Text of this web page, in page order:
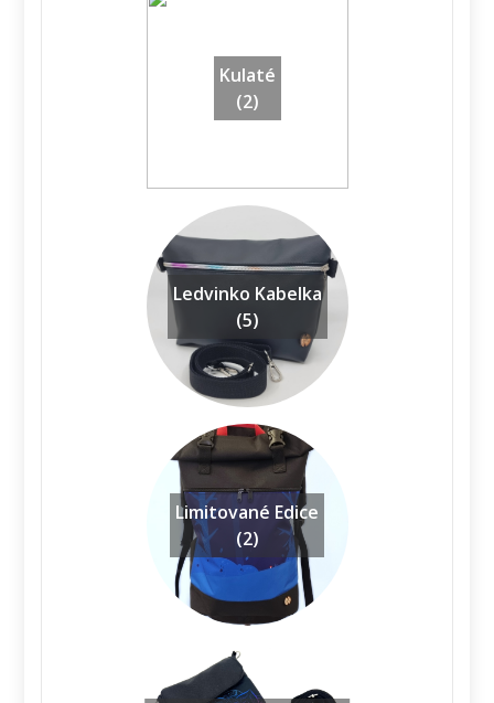
Kulaté
(2)
Ledvinko Kabelka
(5)
Limitované Edice
(2)